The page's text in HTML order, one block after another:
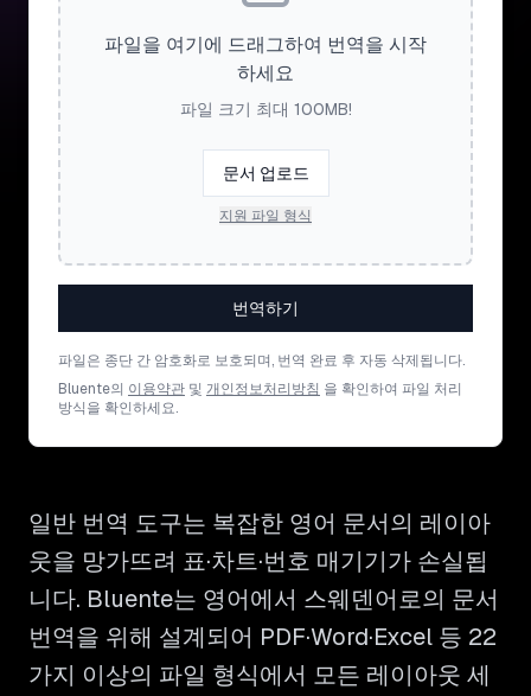
파일을 여기에 드래그하여 번역을 시작
하세요
파일 크기 최대 100MB!
문서 업로드
지원 파일 형식
번역하기
파일은 종단 간 암호화로 보호되며, 번역 완료 후 자동 삭제됩니다.
Bluente의 이용약관 및 개인정보처리방침 을 확인하여 파일 처리
방식을 확인하세요.
일반 번역 도구는 복잡한 영어 문서의 레이아
웃을 망가뜨려 표·차트·번호 매기기가 손실됩
니다. Bluente는 영어에서 스웨덴어로의 문서
번역을 위해 설계되어 PDF·Word·Excel 등 22
가지 이상의 파일 형식에서 모든 레이아웃 세